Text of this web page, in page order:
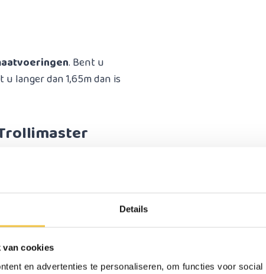
Details
van cookies
en advertenties te personaliseren, om functies voor
. Bent u
langer dan 1,65m dan is
u kunt ervoor
Dit zijn de zachtste
ontvangt u de